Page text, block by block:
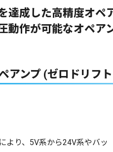
達成した高精度オペ
動作が可能なオペア
アンプ (ゼロドリフ
により、5V系から24V系やバッ